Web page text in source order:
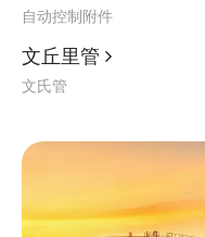
自动控制附件
文丘里管 
文氏管